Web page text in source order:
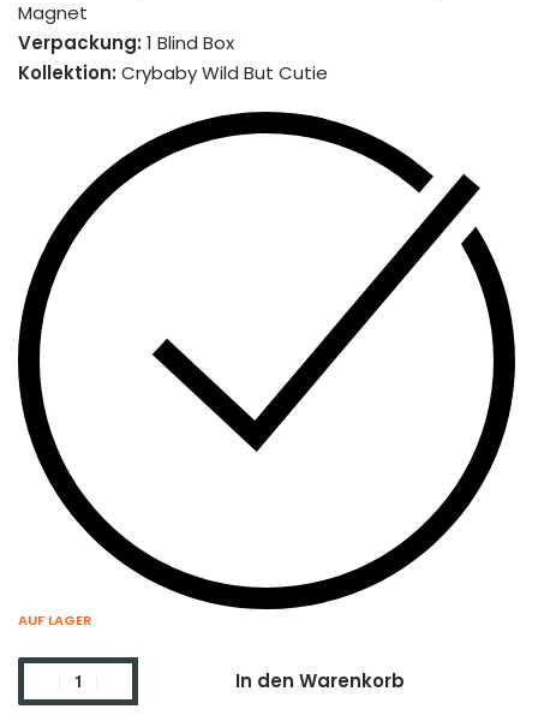
Magnet
Verpackung: 1 Blind Box
Kollektion: Crybaby Wild But Cutie
AUF LAGER
In den Warenkorb